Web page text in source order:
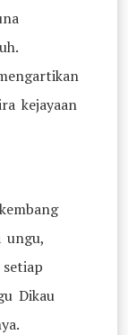
kejayaan
ungu,
Dikau